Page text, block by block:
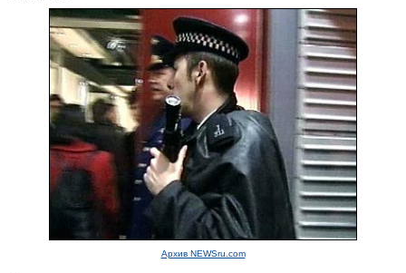
Архив NEWSru.com